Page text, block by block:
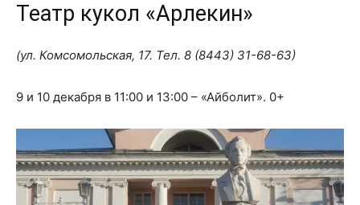
Театр кукол «Арлекин»
(ул. Комсомольская, 17. Тел. 8 (8443) 31-68-63)
9 и 10 декабря в 11:00 и 13:00 – «Айболит». 0+